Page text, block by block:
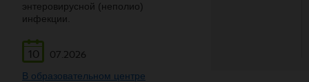
энтеровирусной (неполио)
инфекции.
10
07.2026
В образовательном центре